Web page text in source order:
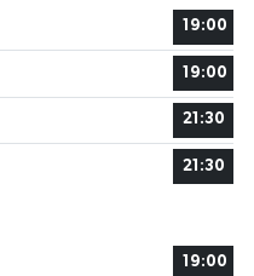
19:00
19:00
21:30
21:30
19:00